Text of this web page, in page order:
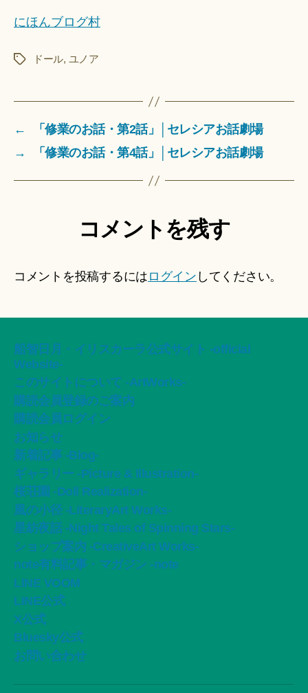
にほんブログ村
グ
「修業のお話・第4話」│セレシアお話劇場
コメントを残す
コメントを投稿するには ログイン してください。
船智日月・イリスカーラ公式サイト -official
Website-
このサイトについて -ArtWorks-
購読会員登録のご案内
購読会員ログイン
お知らせ
新着記事 -Blog-
ギャラリー -Picture & Illustration-
桜荘園 -Doll Realization-
風の小径 -LiteraryArt Works-
星紡夜話 -Night Tales of Spinning Stars-
ショップ案内 -CreativeArt Works-
note有料記事・マガジン -note
LINE VOOM
LINE公式